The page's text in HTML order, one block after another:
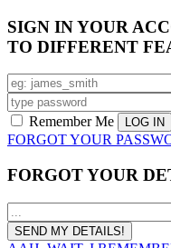
SIGN IN YOUR
TO DIFFERENT
Remember Me
FORGOT YOUR
FORGOT YOUR